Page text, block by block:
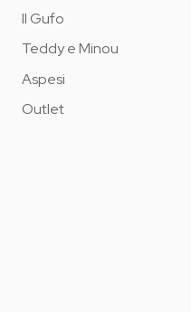
Il Gufo
Teddy e Minou
Aspesi
Outlet